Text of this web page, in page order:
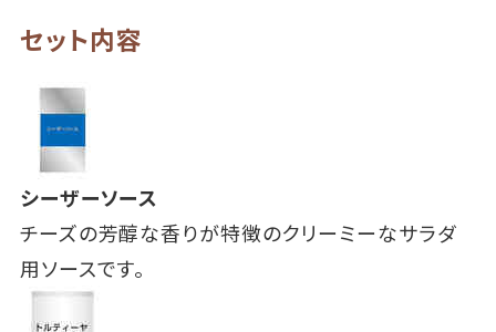
セット内容
シーザーソース
チーズの芳醇な香りが特徴のクリーミーなサラダ
用ソースです。